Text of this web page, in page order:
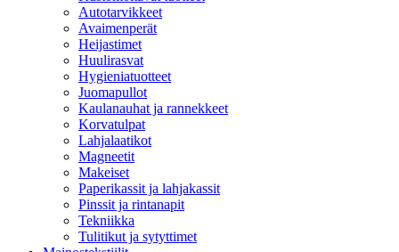
Autotarvikkeet
Avaimenperät
Heijastimet
Huulirasvat
Hygieniatuotteet
Juomapullot
Kaulanauhat ja rannekkeet
Korvatulpat
Lahjalaatikot
Magneetit
Makeiset
Paperikassit ja lahjakassit
Pinssit ja rintanapit
Tekniikka
Tulitikut ja sytyttimet